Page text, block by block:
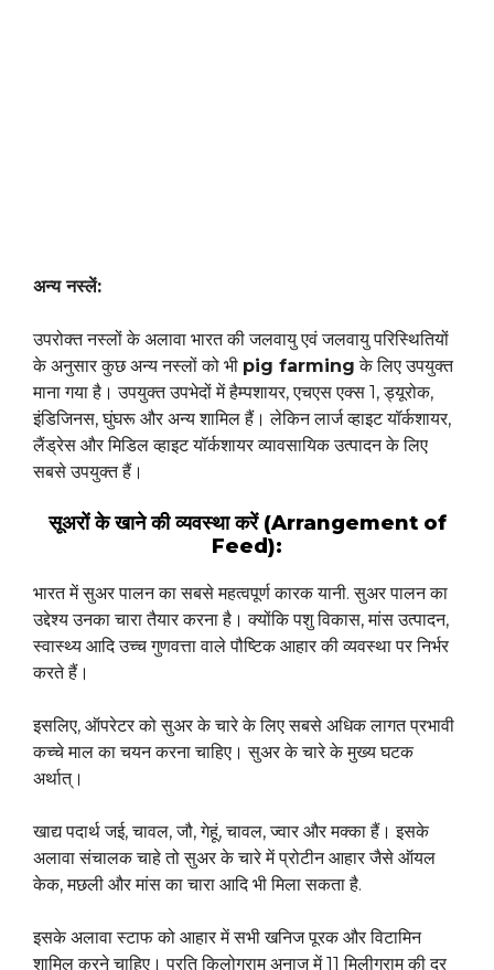
अन्य नस्लें:
उपरोक्त नस्लों के अलावा भारत की जलवायु एवं जलवायु परिस्थितियों
के अनुसार कुछ अन्य नस्लों को भी pig farming के लिए उपयुक्त
माना गया है। उपयुक्त उपभेदों में हैम्पशायर, एचएस एक्स 1, ड्यूरोक,
इंडिजिनस, घुंघरू और अन्य शामिल हैं। लेकिन लार्ज व्हाइट यॉर्कशायर,
लैंड्रेस और मिडिल व्हाइट यॉर्कशायर व्यावसायिक उत्पादन के लिए
सबसे उपयुक्त हैं।
सूअरों के खाने की व्यवस्था करें (Arrangement of
Feed):
भारत में सुअर पालन का सबसे महत्वपूर्ण कारक यानी. सुअर पालन का
उद्देश्य उनका चारा तैयार करना है। क्योंकि पशु विकास, मांस उत्पादन,
स्वास्थ्य आदि उच्च गुणवत्ता वाले पौष्टिक आहार की व्यवस्था पर निर्भर
करते हैं।
इसलिए, ऑपरेटर को सुअर के चारे के लिए सबसे अधिक लागत प्रभावी
कच्चे माल का चयन करना चाहिए। सुअर के चारे के मुख्य घटक
अर्थात्।
खाद्य पदार्थ जई, चावल, जौ, गेहूं, चावल, ज्वार और मक्का हैं। इसके
अलावा संचालक चाहे तो सुअर के चारे में प्रोटीन आहार जैसे ऑयल
केक, मछली और मांस का चारा आदि भी मिला सकता है.
इसके अलावा स्टाफ को आहार में सभी खनिज पूरक और विटामिन
शामिल करने चाहिए। प्रति किलोग्राम अनाज में 11 मिलीग्राम की दर